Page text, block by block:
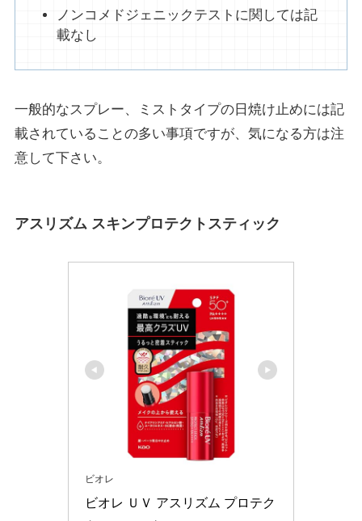
ノンコメドジェニックテストに関しては記
載なし
一般的なスプレー、ミストタイプの日焼け止めには記
載されていることの多い事項ですが、気になる方は注
意して下さい。
アスリズム スキンプロテクトスティック
ビオレ
ビオレ ＵＶ アスリズム プロテク